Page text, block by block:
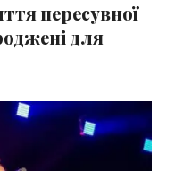
пересувної
для